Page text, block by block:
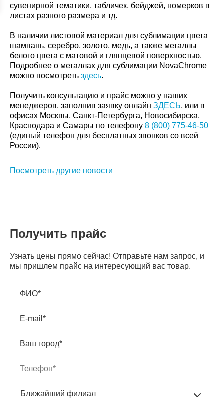
сувенирной тематики, табличек, бейджей, номерков в
листах разного размера и тд.
В наличии листовой материал для сублимации цвета
шампань, серебро, золото, медь, а также металлы
белого цвета с матовой и глянцевой поверхностью.
Подробнее о металлах для сублимации NovaChrome
можно посмотреть здесь.
Получить консультацию и прайс можно у наших
менеджеров, заполнив заявку онлайн ЗДЕСЬ, или в
офисах Москвы, Санкт-Петербурга, Новосибирска,
Краснодара и Самары по телефону 8 (800) 775-46-50
(единый телефон для бесплатных звонков со всей
России).
Посмотреть другие новости
Получить прайс
Узнать цены прямо сейчас! Отправьте нам запрос, и
мы пришлем прайс на интересующий вас товар.
ФИО*
E-mail*
Ваш город*
Ближайший филиал